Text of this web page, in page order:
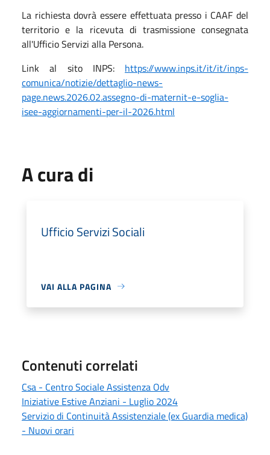
La richiesta dovrà essere effettuata presso i CAAF del
territorio e la ricevuta di trasmissione consegnata
all'Ufficio Servizi alla Persona.
Link al sito INPS: https://www.inps.it/it/it/inps-
comunica/notizie/dettaglio-news-
page.news.2026.02.assegno-di-maternit-e-soglia-
isee-aggiornamenti-per-il-2026.html
A cura di
Ufficio Servizi Sociali
VAI ALLA PAGINA
Contenuti correlati
Csa - Centro Sociale Assistenza Odv
Iniziative Estive Anziani - Luglio 2024
Servizio di Continuità Assistenziale (ex Guardia medica)
- Nuovi orari